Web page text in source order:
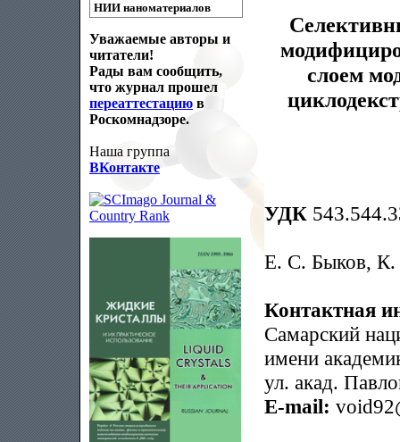
НИИ наноматериалов
Уважаемые авторы и
читатели!
Рады вам сообщить,
что журнал прошел
переаттестацию в
Роскомнадзоре.
Наша группа
ВКонтакте
слоем
УДК
Е. С. Быков,
Контактная
Самарский
имени
ул. акад.
E-mail: